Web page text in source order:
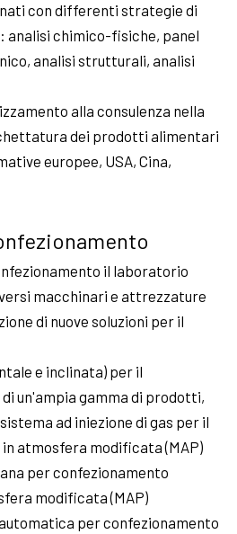
con differenti strategie di
analisi chimico-fisiche, panel
analisi strutturali, analisi
alla consulenza nella
dei prodotti alimentari
europee, USA, Cina,
il laboratorio
macchinari e attrezzature
di nuove soluzioni per il
e inclinata) per il
un'ampia gamma di prodotti,
ad iniezione di gas per il
atmosfera modificata (MAP)
per confezionamento
modificata (MAP)
per confezionamento